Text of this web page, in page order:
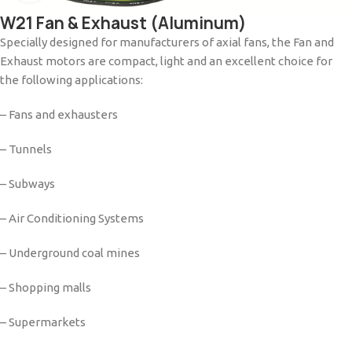
W21 Fan & Exhaust (Aluminum)
Specially designed for manufacturers of axial fans, the Fan and
Exhaust motors are compact, light and an excellent choice for
the following applications:
– Fans and exhausters
– Tunnels
– Subways
– Air Conditioning Systems
– Underground coal mines
– Shopping malls
– Supermarkets